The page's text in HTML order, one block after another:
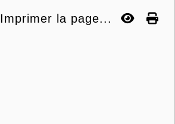
Imprimer la page...